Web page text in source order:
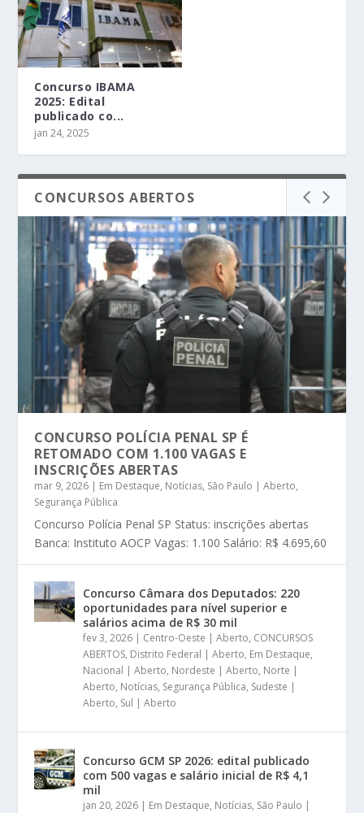
Concurso IBAMA
2025: Edital
publicado co...
jan 24, 2025
CONCURSOS ABERTOS
CONCURSO POLÍCIA PENAL SP É
RETOMADO COM 1.100 VAGAS E
INSCRIÇÕES ABERTAS
mar 9, 2026 | Em Destaque, Notícias, São Paulo | Aberto,
Segurança Pública
Concurso Polícia Penal SP Status: inscrições abertas
Banca: Instituto AOCP Vagas: 1.100 Salário: R$ 4.695,60
Concurso Câmara dos Deputados: 220
oportunidades para nível superior e
salários acima de R$ 30 mil
fev 3, 2026 | Centro-Oeste | Aberto, CONCURSOS
ABERTOS, Distrito Federal | Aberto, Em Destaque,
Nacional | Aberto, Nordeste | Aberto, Norte |
Aberto, Notícias, Segurança Pública, Sudeste |
Aberto, Sul | Aberto
Concurso GCM SP 2026: edital publicado
com 500 vagas e salário inicial de R$ 4,1
mil
jan 20, 2026 | Em Destaque, Notícias, São Paulo |